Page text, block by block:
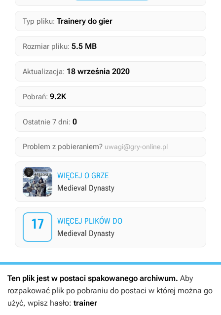
Typ pliku: Trainery do gier
Rozmiar pliku: 5.5 MB
Aktualizacja: 18 września 2020
Pobrań: 9.2K
Ostatnie 7 dni: 0
Problem z pobieraniem? uwagi@gry-online.pl
WIĘCEJ O GRZE
Medieval Dynasty
17
WIĘCEJ PLIKÓW DO
Medieval Dynasty
Ten plik jest w postaci spakowanego archiwum. Aby
rozpakować plik po pobraniu do postaci w której można go
użyć, wpisz hasło: trainer